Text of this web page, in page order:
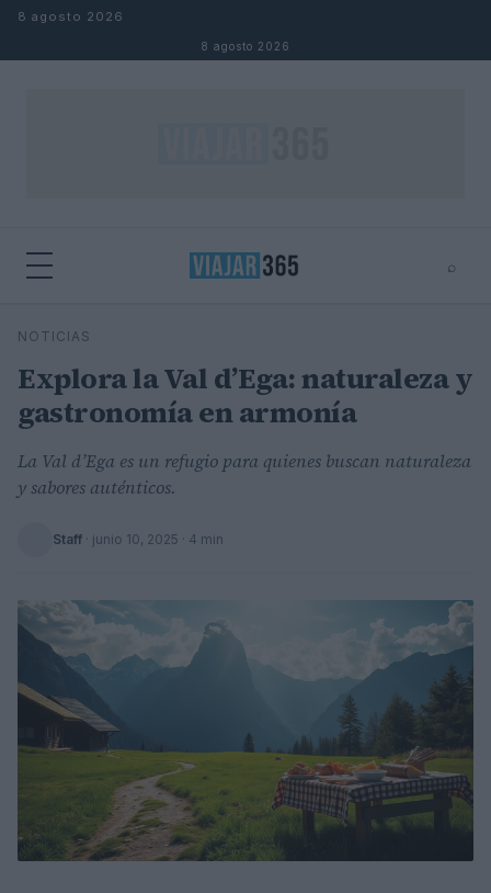
Saltar al contenido
8 agosto 2026
8 agosto 2026
⌕
Buscar
NOTICIAS
Explora la Val d’Ega: naturaleza y
gastronomía en armonía
La Val d’Ega es un refugio para quienes buscan naturaleza
y sabores auténticos.
Staff · junio 10, 2025 · 4 min